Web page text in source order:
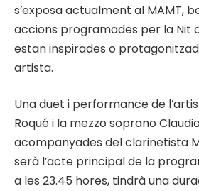
s’exposa actualment al MAMT,
accions programades per la Nit
estan inspirades o
artista.
Una duet i performance de
Roqué i la mezzo soprano
acompanyades del clarinetista
serà l’acte principal de la
a les 23.45 hores, tindrà una